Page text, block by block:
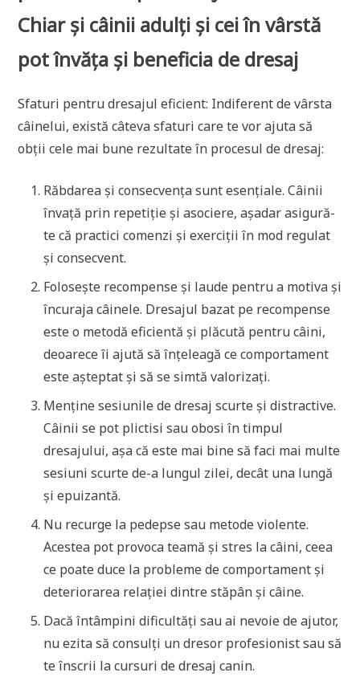
Chiar și câinii adulți și cei în vârstă
pot învăța și beneficia de dresaj
Sfaturi pentru dresajul eficient: Indiferent de vârsta
câinelui, există câteva sfaturi care te vor ajuta să
obții cele mai bune rezultate în procesul de dresaj:
Răbdarea și consecvența sunt esențiale. Câinii
învață prin repetiție și asociere, așadar asigură-
te că practici comenzi și exerciții în mod regulat
și consecvent.
Folosește recompense și laude pentru a motiva și
încuraja câinele. Dresajul bazat pe recompense
este o metodă eficientă și plăcută pentru câini,
deoarece îi ajută să înțeleagă ce comportament
este așteptat și să se simtă valorizați.
Menține sesiunile de dresaj scurte și distractive.
Câinii se pot plictisi sau obosi în timpul
dresajului, așa că este mai bine să faci mai multe
sesiuni scurte de-a lungul zilei, decât una lungă
și epuizantă.
Nu recurge la pedepse sau metode violente.
Acestea pot provoca teamă și stres la câini, ceea
ce poate duce la probleme de comportament și
deteriorarea relației dintre stăpân și câine.
Dacă întâmpini dificultăți sau ai nevoie de ajutor,
nu ezita să consulți un dresor profesionist sau să
te înscrii la cursuri de dresaj canin.